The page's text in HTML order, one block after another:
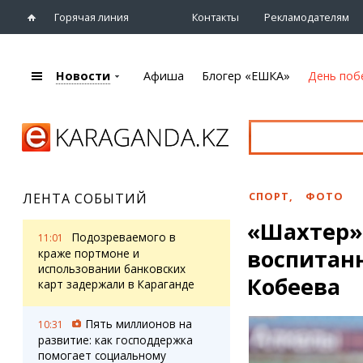
Горячая линия Контакты Рекламодателям
Караганды
eTV
Рассылка новостей
Персоны
Интервью
Афиша
Театры
Спорт
Выставки
Цирк и зоопарк
Блогер «ЕШКА»
Лента блогера
Карты
Web-камеры
Новости Афиша Блогер «ЕШКА» День
ЛЕНТА СОБЫТИЙ
11:01
Подозреваемого в
краже портмоне и
использовании банковских
карт задержали в Караганде
10:31
Пять миллионов на
развитие: как господдержка
помогает социальному
СПОРТ, ФОТО
Кобеева